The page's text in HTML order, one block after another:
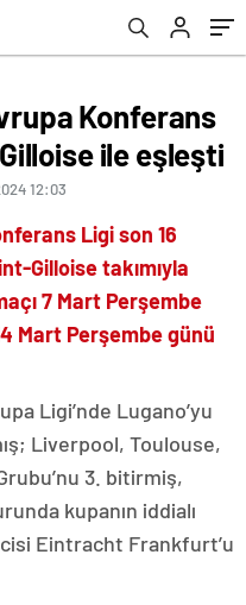
Konferans
ile eşleşti
12:03
Ligi son 16
Gilloise takımıyla
7 Mart Perşembe
Mart Perşembe günü
Ligi’nde Lugano’yu
Liverpool, Toulouse,
3. bitirmiş,
kupanın iddialı
Eintracht Frankfurt’u